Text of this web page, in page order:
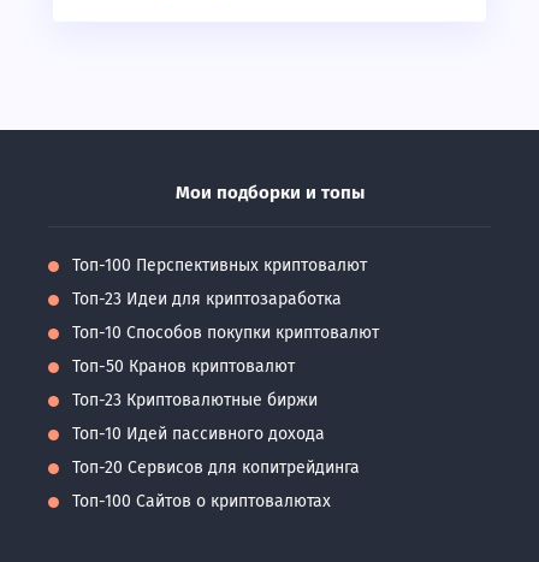
Мои подборки и топы
Топ-100 Перспективных криптовалют
Топ-23 Идеи для криптозаработка
Топ-10 Способов покупки криптовалют
Топ-50 Кранов криптовалют
Топ-23 Криптовалютные биржи
Топ-10 Идей пассивного дохода
Топ-20 Сервисов для копитрейдинга
Топ-100 Сайтов о криптовалютах